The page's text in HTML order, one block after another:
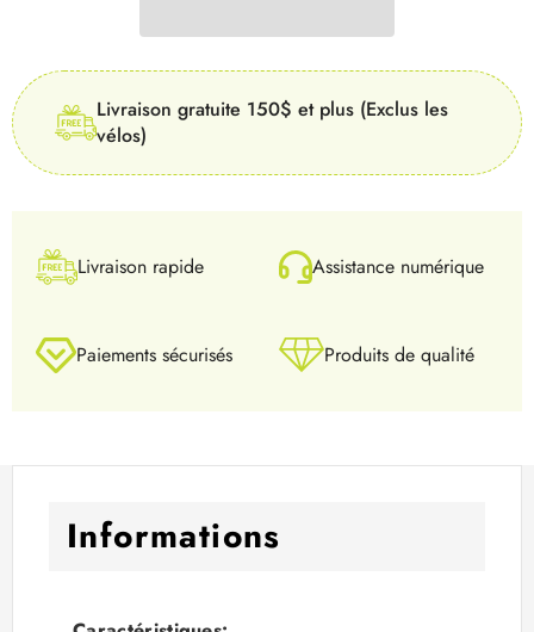
Livraison gratuite 150$ et plus (Exclus les
vélos)
Livraison rapide Assistance numérique
Paiements sécurisés Produits de qualité
Informations